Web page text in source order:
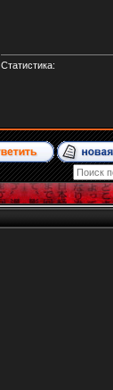
Статистика: